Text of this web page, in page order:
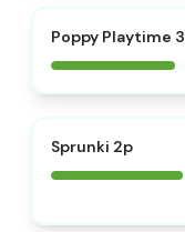
Poppy Playtime 3
Sprunki 2p